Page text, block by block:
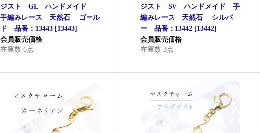
ジスト GL ハンドメイド
手編みレース 天然石 ゴール
ド 品番：13443 [13443]
会員販売価格
在庫数 6点
ジスト SV ハンドメイド 手
編みレース 天然石 シルバ
ー 品番：13442 [13442]
会員販売価格
在庫数 3点